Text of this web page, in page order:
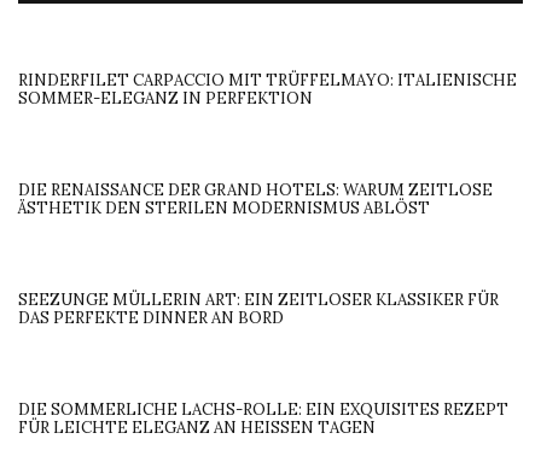
RINDERFILET CARPACCIO MIT TRÜFFELMAYO: ITALIENISCHE
SOMMER-ELEGANZ IN PERFEKTION
DIE RENAISSANCE DER GRAND HOTELS: WARUM ZEITLOSE
ÄSTHETIK DEN STERILEN MODERNISMUS ABLÖST
SEEZUNGE MÜLLERIN ART: EIN ZEITLOSER KLASSIKER FÜR
DAS PERFEKTE DINNER AN BORD
DIE SOMMERLICHE LACHS-ROLLE: EIN EXQUISITES REZEPT
FÜR LEICHTE ELEGANZ AN HEISSEN TAGEN